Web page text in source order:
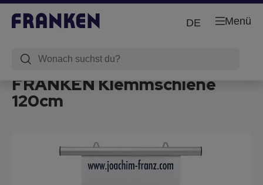
Menü
DE
FRANKEN Klemmschiene
120cm